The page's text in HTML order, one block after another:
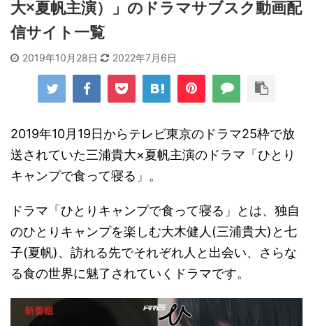
大×夏帆主演）」のドラマサブスク動画配
信サイト一覧
2019年10月28日 2022年7月6日
2019年10月19日からテレビ東京のドラマ25枠で放
送されていた三浦貴大×夏帆主演のドラマ「ひとり
キャンプで食って寝る」。
ドラマ「ひとりキャンプで食って寝る」とは、独自
のひとりキャンプを楽しむ大木健人(三浦貴大)と七
子(夏帆)、訪れる先でそれぞれ人と出会い、さらな
る食の世界に魅了されていくドラマです。